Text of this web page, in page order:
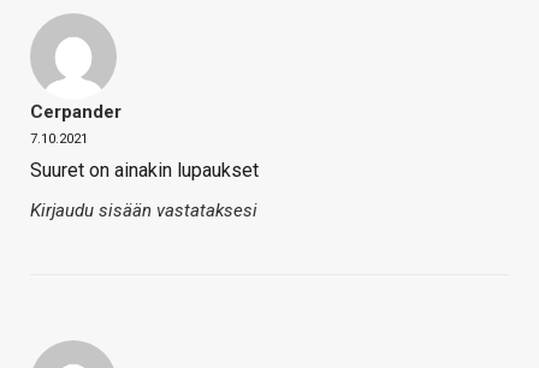
Cerpander
7.10.2021
Suuret on ainakin lupaukset
Kirjaudu sisään vastataksesi